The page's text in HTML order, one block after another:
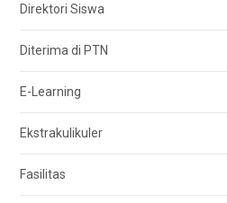
Direktori Siswa
Diterima di PTN
E-Learning
Ekstrakulikuler
Fasilitas